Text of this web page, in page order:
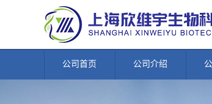
公司首页 公司介绍